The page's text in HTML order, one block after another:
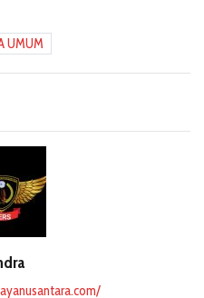
UMUM